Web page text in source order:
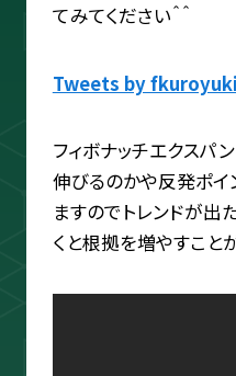
相場分
インジ
てみてください＾＾
Tweets by
フィボナッチエクスパ
伸びるのかや反発ポイ
ますのでトレンドが出
くと根拠を増やすこと